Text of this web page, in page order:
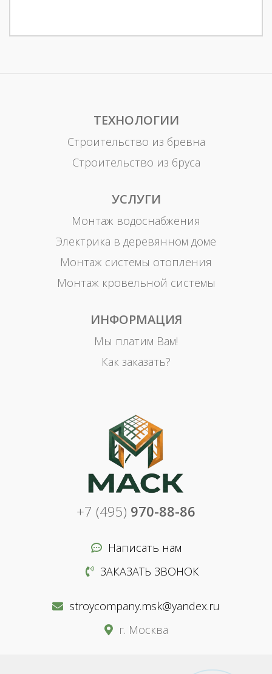
ТЕХНОЛОГИИ
Строительство из бревна
Строительство из бруса
УСЛУГИ
Монтаж водоснабжения
Электрика в деревянном доме
Монтаж системы отопления
Монтаж кровельной системы
ИНФОРМАЦИЯ
Мы платим Вам!
Как заказать?
+7 (495) 970-88-86
Написать нам
ЗАКАЗАТЬ ЗВОНОК
stroycompany.msk@yandex.ru
г. Москва